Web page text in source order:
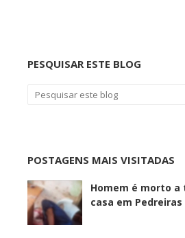
PESQUISAR ESTE BLOG
POSTAGENS MAIS VISITADAS
Homem é morto
casa em Pedreiras